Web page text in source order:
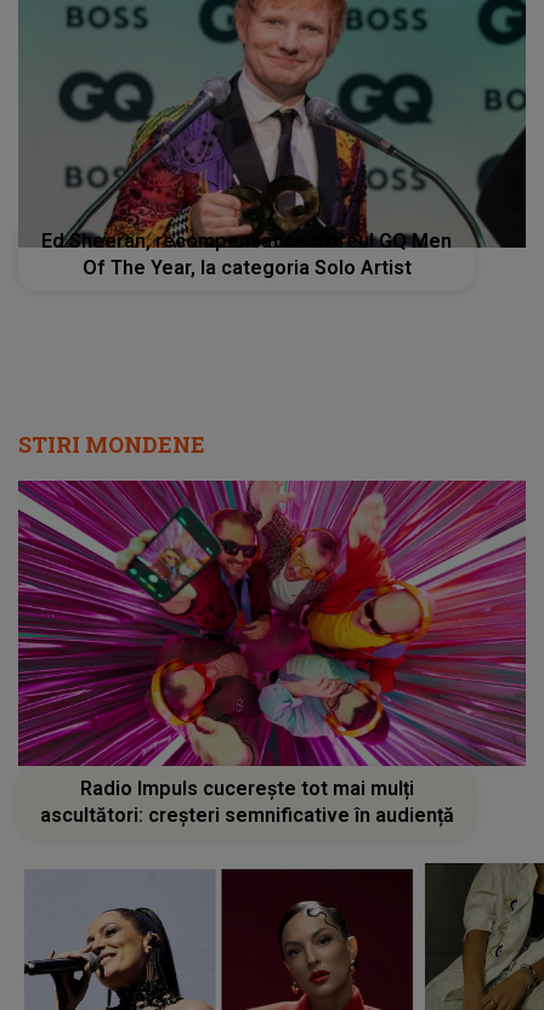
Ed Sheeran, recompensat cu trofeul GQ Men
Of The Year, la categoria Solo Artist
STIRI MONDENE
Radio Impuls cucerește tot mai mulți
ascultători: creșteri semnificative în audiență